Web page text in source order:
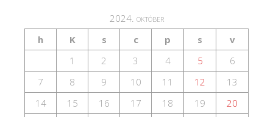
2024. október
h
K s c p s
v
1
2 3 4 5
6
7
8 9 10 11 12
13
14
15 16 17 18 19
20